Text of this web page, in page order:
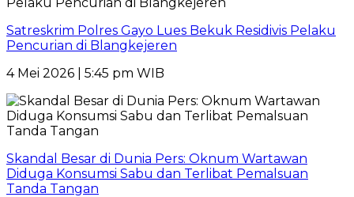
Satreskrim Polres Gayo Lues Bekuk Residivis Pelaku
Pencurian di Blangkejeren
4 Mei 2026 | 5:45 pm WIB
Skandal Besar di Dunia Pers: Oknum Wartawan
Diduga Konsumsi Sabu dan Terlibat Pemalsuan
Tanda Tangan